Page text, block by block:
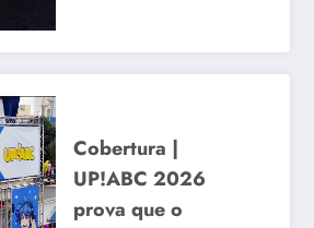
Cobertura |
UP!ABC 2026
prova que o